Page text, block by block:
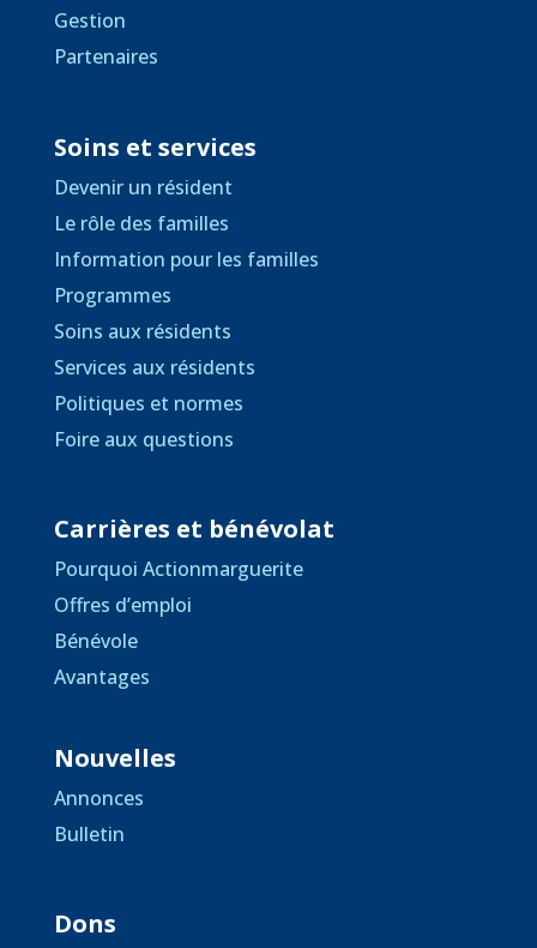
Gestion
Partenaires
Soins et services
Devenir un résident
Le rôle des familles
Information pour les familles
Programmes
Soins aux résidents
Services aux résidents
Politiques et normes
Foire aux questions
Carrières et bénévolat
Pourquoi Actionmarguerite
Offres d’emploi
Bénévole
Avantages
Nouvelles
Annonces
Bulletin
Dons